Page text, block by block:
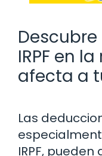
IRPF en
afecta a
Las
IRPF,